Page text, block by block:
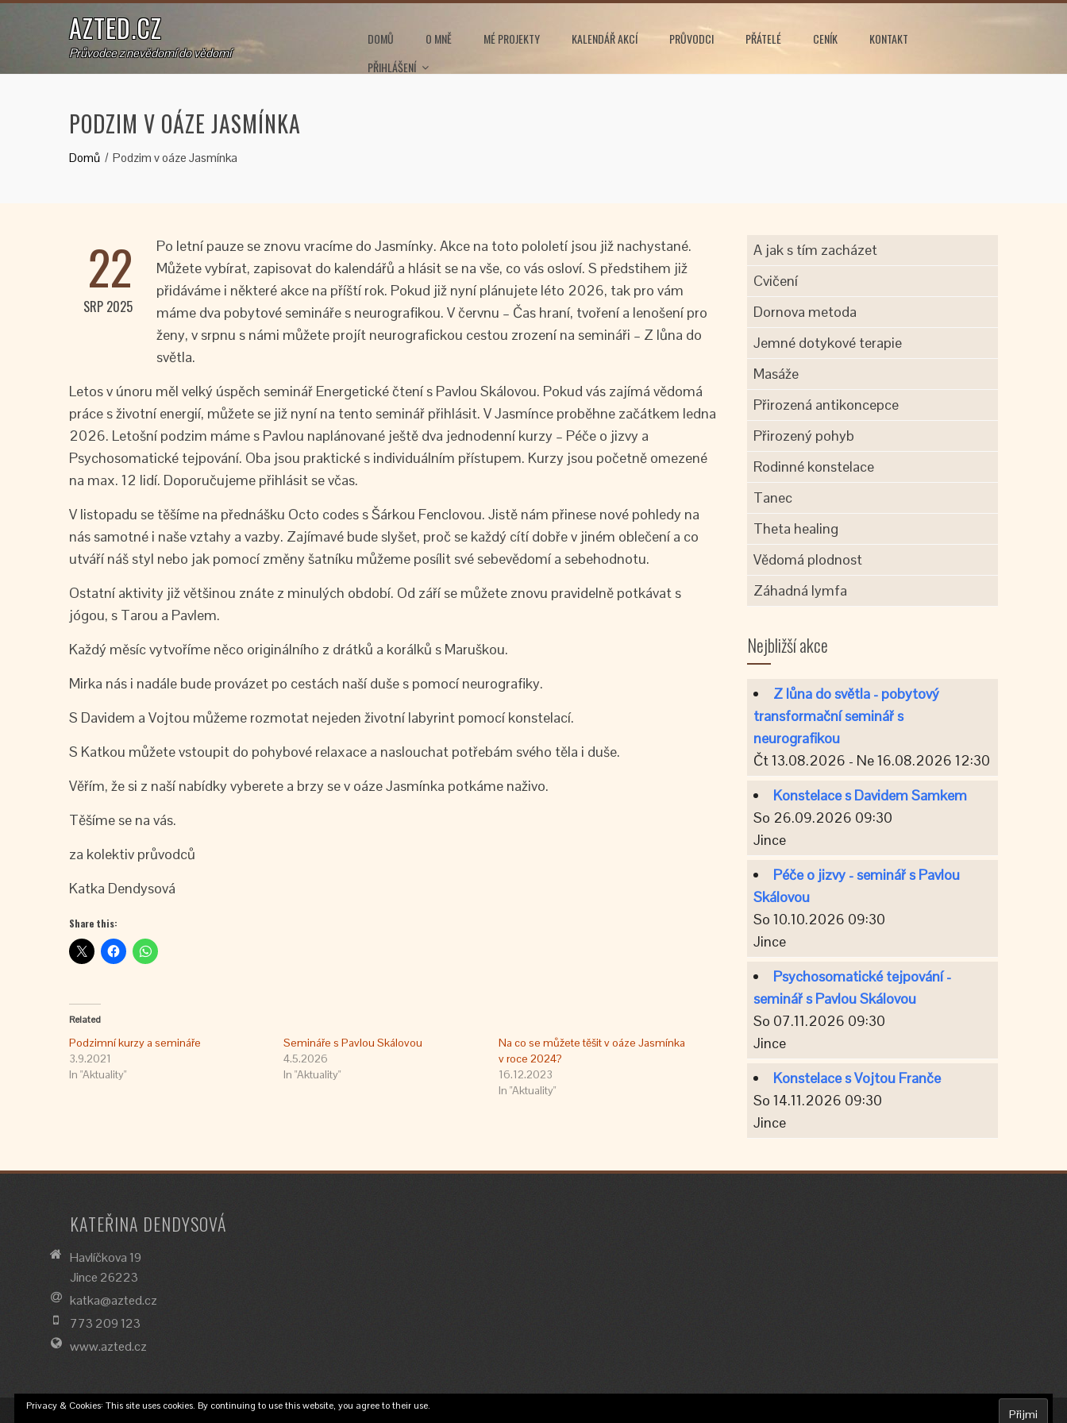
AZTED.CZ
Průvodce z nevědomí do vědomí
DOMŮ O MNĚ MÉ PROJEKTY KALENDÁŘ AKCÍ PRŮVODCI PŘÁTELÉ CENÍK
KONTAKT
PŘIHLÁŠENÍ
PODZIM V OÁZE JASMÍNKA
Domů Podzim v oáze Jasmínka
22
SRP 2025
Po letní pauze se znovu vracíme do Jasmínky. Akce na toto pololetí jsou již nachystané.
Můžete vybírat, zapisovat do kalendářů a hlásit se na vše, co vás osloví. S předstihem již
přidáváme i některé akce na příští rok. Pokud již nyní plánujete léto 2026, tak pro vám
máme dva pobytové semináře s neurografikou. V červnu – Čas hraní, tvoření a lenošení pro
ženy, v srpnu s námi můžete projít neurografickou cestou zrození na semináři – Z lůna do
světla.
Letos v únoru měl velký úspěch seminář Energetické čtení s Pavlou Skálovou. Pokud vás zajímá vědomá
práce s životní energií, můžete se již nyní na tento seminář přihlásit. V Jasmínce proběhne začátkem ledna
2026. Letošní podzim máme s Pavlou naplánované ještě dva jednodenní kurzy – Péče o jizvy a
Psychosomatické tejpování. Oba jsou praktické s individuálním přístupem. Kurzy jsou početně omezené
na max. 12 lidí. Doporučujeme přihlásit se včas.
V listopadu se těšíme na přednášku Octo codes s Šárkou Fenclovou. Jistě nám přinese nové pohledy na
nás samotné i naše vztahy a vazby. Zajímavé bude slyšet, proč se každý cítí dobře v jiném oblečení a co
utváří náš styl nebo jak pomocí změny šatníku můžeme posílit své sebevědomí a sebehodnotu.
Ostatní aktivity již většinou znáte z minulých období. Od září se můžete znovu pravidelně potkávat s
jógou, s Tarou a Pavlem.
Každý měsíc vytvoříme něco originálního z drátků a korálků s Maruškou.
Mirka nás i nadále bude provázet po cestách naší duše s pomocí neurografiky.
S Davidem a Vojtou můžeme rozmotat nejeden životní labyrint pomocí konstelací.
S Katkou můžete vstoupit do pohybové relaxace a naslouchat potřebám svého těla i duše.
Věřím, že si z naší nabídky vyberete a brzy se v oáze Jasmínka potkáme naživo.
Těšíme se na vás.
za kolektiv průvodců
Katka Dendysová
Share this:
Related
Podzimní kurzy a semináře
3.9.2021
In "Aktuality"
Semináře s Pavlou Skálovou
4.5.2026
In "Aktuality"
Na co se můžete těšit v oáze Jasmínka
v roce 2024?
16.12.2023
In "Aktuality"
A jak s tím zacházet
Cvičení
Dornova metoda
Jemné dotykové terapie
Masáže
Přirozená antikoncepce
Přirozený pohyb
Rodinné konstelace
Tanec
Theta healing
Vědomá plodnost
Záhadná lymfa
Nejbližší akce
Z lůna do světla - pobytový
transformační seminář s
neurografikou
Čt 13.08.2026 - Ne 16.08.2026 12:30
Konstelace s Davidem Samkem
So 26.09.2026 09:30
Jince
Péče o jizvy - seminář s Pavlou
Skálovou
So 10.10.2026 09:30
Jince
Psychosomatické tejpování -
seminář s Pavlou Skálovou
So 07.11.2026 09:30
Jince
Konstelace s Vojtou Franče
So 14.11.2026 09:30
Jince
KATEŘINA DENDYSOVÁ
Havlíčkova 19
Jince 26223
katka@azted.cz
773 209 123
www.azted.cz
Privacy & Cookies: This site uses cookies. By continuing to use this website, you agree to their use.